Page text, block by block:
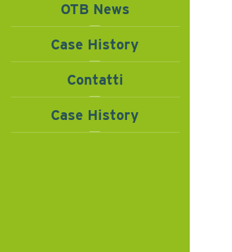
OTB News
Case History
Contatti
Case History